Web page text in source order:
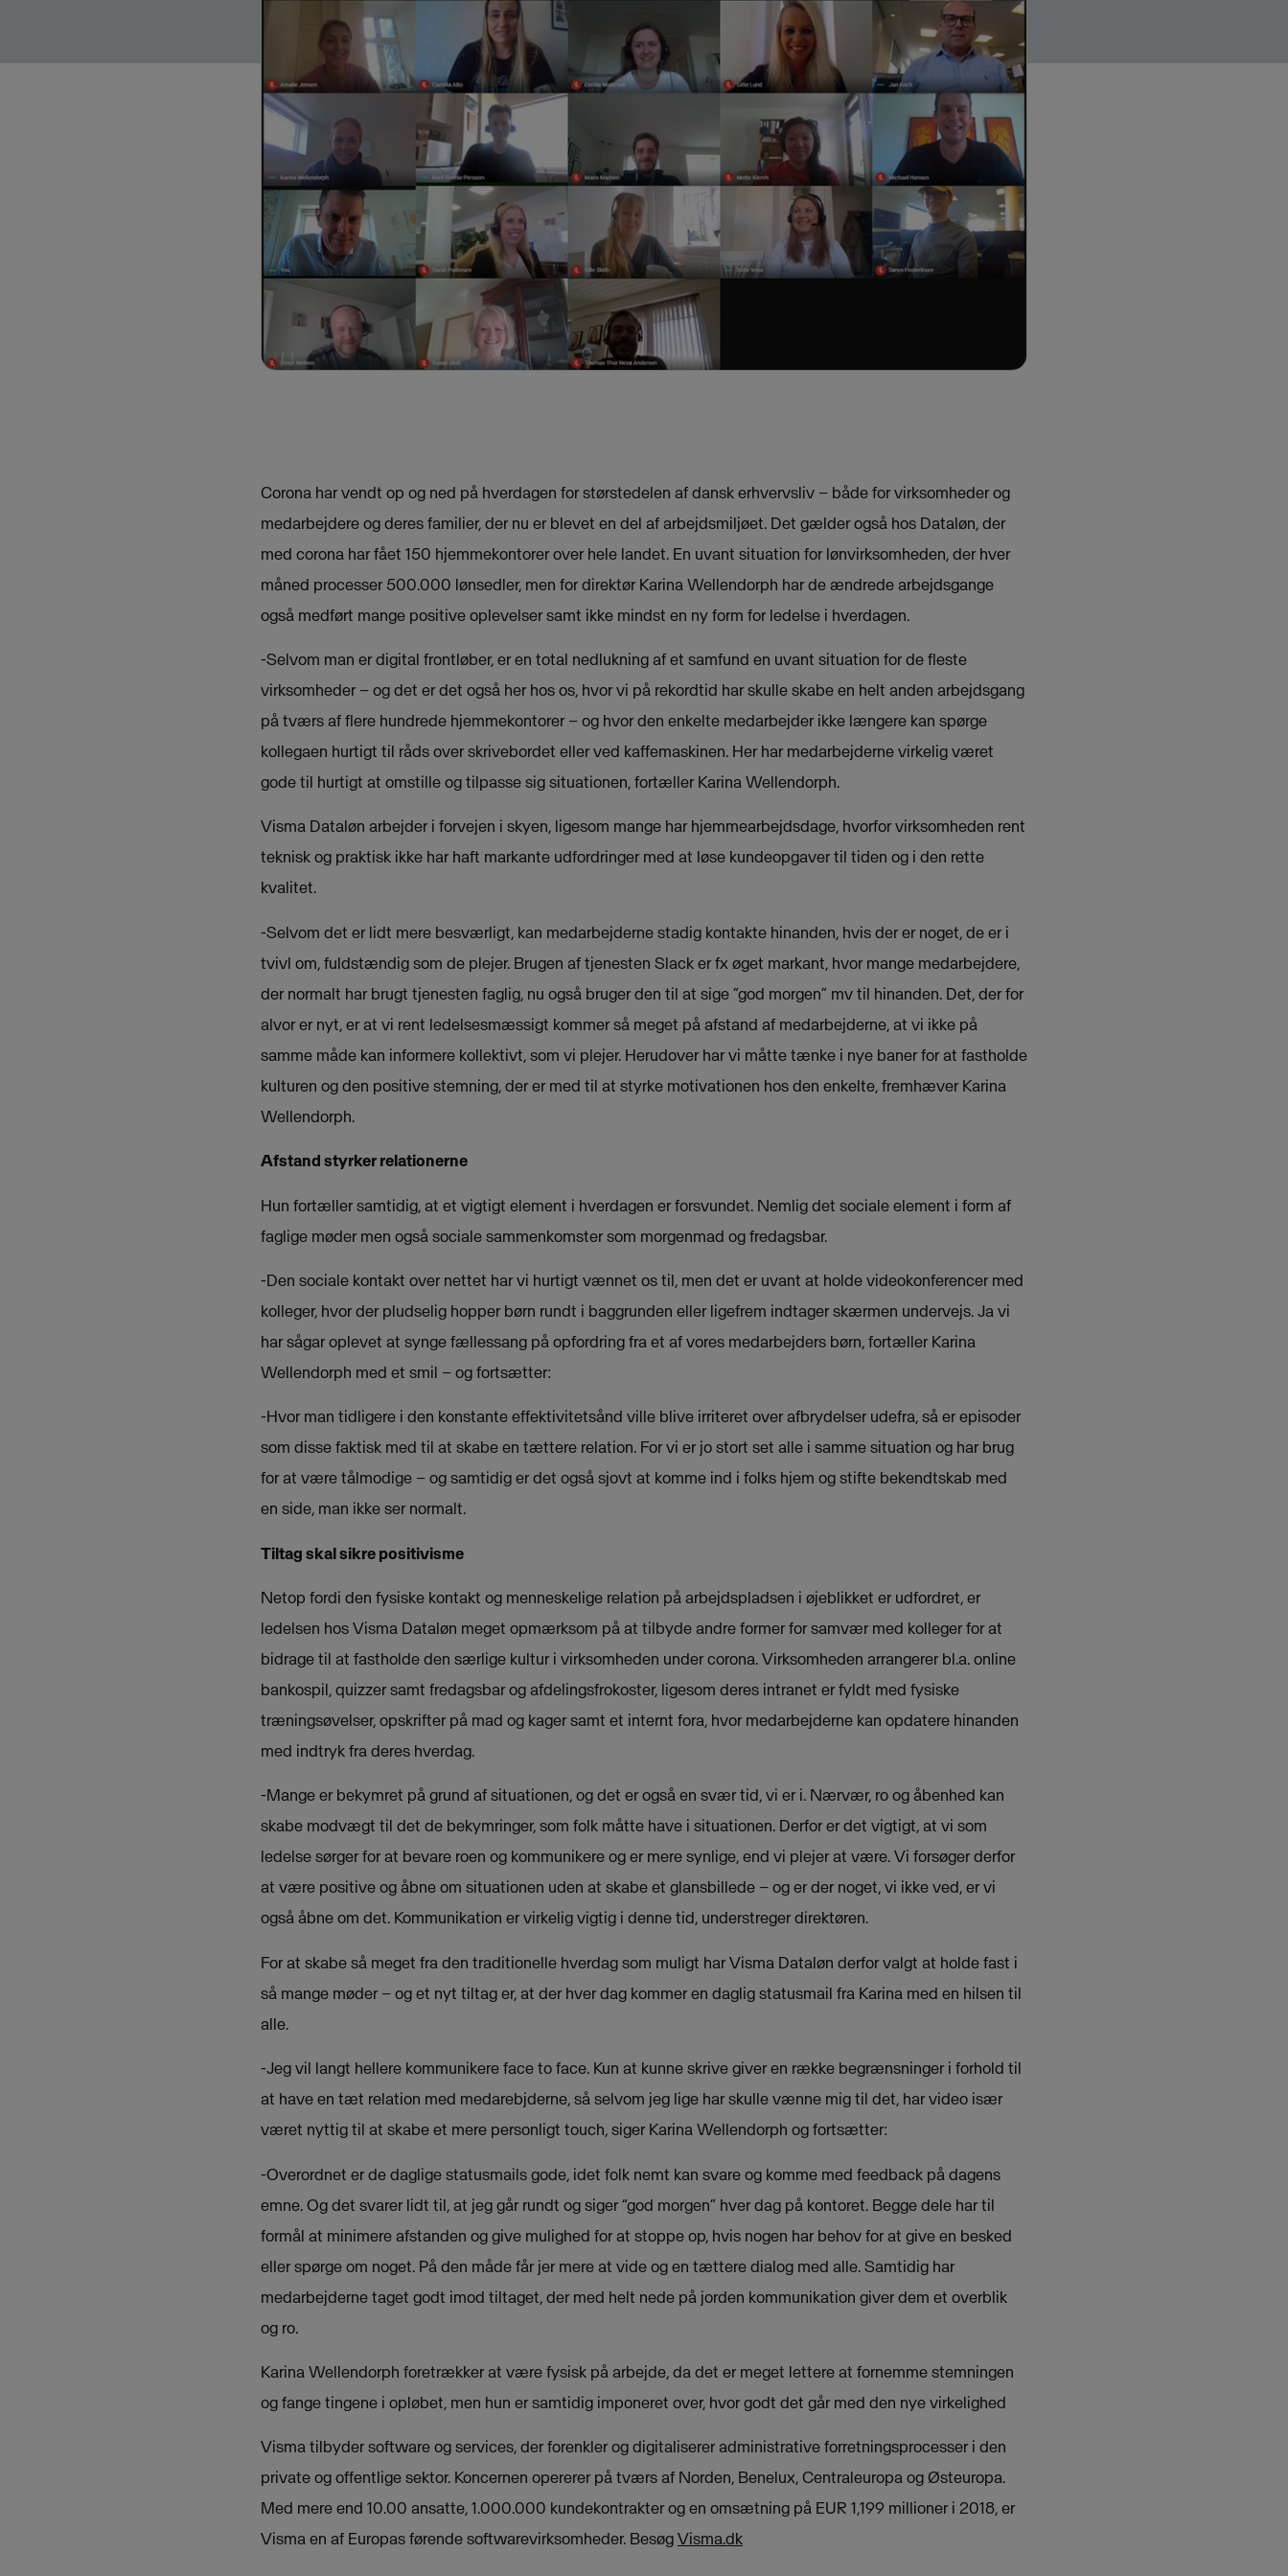
Corona har vendt op og ned på hverdagen for størstedelen af dansk erhvervsliv – både for virksomheder og
medarbejdere og deres familier, der nu er blevet en del af arbejdsmiljøet. Det gælder også hos Dataløn, der
med corona har fået 150 hjemmekontorer over hele landet. En uvant situation for lønvirksomheden, der hver
måned processer 500.000 lønsedler, men for direktør Karina Wellendorph har de ændrede arbejdsgange
også medført mange positive oplevelser samt ikke mindst en ny form for ledelse i hverdagen.
-Selvom man er digital frontløber, er en total nedlukning af et samfund en uvant situation for de fleste
virksomheder – og det er det også her hos os, hvor vi på rekordtid har skulle skabe en helt anden arbejdsgang
på tværs af flere hundrede hjemmekontorer – og hvor den enkelte medarbejder ikke længere kan spørge
kollegaen hurtigt til råds over skrivebordet eller ved kaffemaskinen. Her har medarbejderne virkelig været
gode til hurtigt at omstille og tilpasse sig situationen, fortæller Karina Wellendorph.
Visma Dataløn arbejder i forvejen i skyen, ligesom mange har hjemmearbejdsdage, hvorfor virksomheden rent
teknisk og praktisk ikke har haft markante udfordringer med at løse kundeopgaver til tiden og i den rette
kvalitet.
-Selvom det er lidt mere besværligt, kan medarbejderne stadig kontakte hinanden, hvis der er noget, de er i
tvivl om, fuldstændig som de plejer. Brugen af tjenesten Slack er fx øget markant, hvor mange medarbejdere,
der normalt har brugt tjenesten faglig, nu også bruger den til at sige ”god morgen” mv til hinanden. Det, der for
alvor er nyt, er at vi rent ledelsesmæssigt kommer så meget på afstand af medarbejderne, at vi ikke på
samme måde kan informere kollektivt, som vi plejer. Herudover har vi måtte tænke i nye baner for at fastholde
kulturen og den positive stemning, der er med til at styrke motivationen hos den enkelte, fremhæver Karina
Wellendorph.
Afstand styrker relationerne
Hun fortæller samtidig, at et vigtigt element i hverdagen er forsvundet. Nemlig det sociale element i form af
faglige møder men også sociale sammenkomster som morgenmad og fredagsbar.
-Den sociale kontakt over nettet har vi hurtigt vænnet os til, men det er uvant at holde videokonferencer med
kolleger, hvor der pludselig hopper børn rundt i baggrunden eller ligefrem indtager skærmen undervejs. Ja vi
har sågar oplevet at synge fællessang på opfordring fra et af vores medarbejders børn, fortæller Karina
Wellendorph med et smil – og fortsætter:
-Hvor man tidligere i den konstante effektivitetsånd ville blive irriteret over afbrydelser udefra, så er episoder
som disse faktisk med til at skabe en tættere relation. For vi er jo stort set alle i samme situation og har brug
for at være tålmodige – og samtidig er det også sjovt at komme ind i folks hjem og stifte bekendtskab med
en side, man ikke ser normalt.
Tiltag skal sikre positivisme
Netop fordi den fysiske kontakt og menneskelige relation på arbejdspladsen i øjeblikket er udfordret, er
ledelsen hos Visma Dataløn meget opmærksom på at tilbyde andre former for samvær med kolleger for at
bidrage til at fastholde den særlige kultur i virksomheden under corona. Virksomheden arrangerer bl.a. online
bankospil, quizzer samt fredagsbar og afdelingsfrokoster, ligesom deres intranet er fyldt med fysiske
træningsøvelser, opskrifter på mad og kager samt et internt fora, hvor medarbejderne kan opdatere hinanden
med indtryk fra deres hverdag.
-Mange er bekymret på grund af situationen, og det er også en svær tid, vi er i. Nærvær, ro og åbenhed kan
skabe modvægt til det de bekymringer, som folk måtte have i situationen. Derfor er det vigtigt, at vi som
ledelse sørger for at bevare roen og kommunikere og er mere synlige, end vi plejer at være. Vi forsøger derfor
at være positive og åbne om situationen uden at skabe et glansbillede – og er der noget, vi ikke ved, er vi
også åbne om det. Kommunikation er virkelig vigtig i denne tid, understreger direktøren.
For at skabe så meget fra den traditionelle hverdag som muligt har Visma Dataløn derfor valgt at holde fast i
så mange møder – og et nyt tiltag er, at der hver dag kommer en daglig statusmail fra Karina med en hilsen til
alle.
-Jeg vil langt hellere kommunikere face to face. Kun at kunne skrive giver en række begrænsninger i forhold til
at have en tæt relation med medarebjderne, så selvom jeg lige har skulle vænne mig til det, har video især
været nyttig til at skabe et mere personligt touch, siger Karina Wellendorph og fortsætter:
-Overordnet er de daglige statusmails gode, idet folk nemt kan svare og komme med feedback på dagens
emne. Og det svarer lidt til, at jeg går rundt og siger “god morgen” hver dag på kontoret. Begge dele har til
formål at minimere afstanden og give mulighed for at stoppe op, hvis nogen har behov for at give en besked
eller spørge om noget. På den måde får jer mere at vide og en tættere dialog med alle. Samtidig har
medarbejderne taget godt imod tiltaget, der med helt nede på jorden kommunikation giver dem et overblik
og ro.
Karina Wellendorph foretrækker at være fysisk på arbejde, da det er meget lettere at fornemme stemningen
og fange tingene i opløbet, men hun er samtidig imponeret over, hvor godt det går med den nye virkelighed
Visma tilbyder software og services, der forenkler og digitaliserer administrative forretningsprocesser i den
private og offentlige sektor. Koncernen opererer på tværs af Norden, Benelux, Centraleuropa og Østeuropa.
Med mere end 10.00 ansatte, 1.000.000 kundekontrakter og en omsætning på EUR 1,199 millioner i 2018, er
Visma en af Europas førende softwarevirksomheder. BesøgVisma.dk